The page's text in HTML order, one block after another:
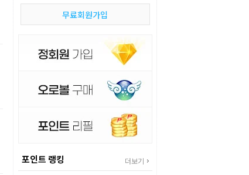
무료회원가입
포인트 랭킹 더보기